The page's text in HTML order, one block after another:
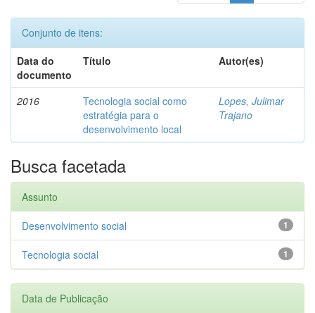
Conjunto de itens:
Data do
documento
Título Autor(es)
2016
Tecnologia social como
estratégia para o
desenvolvimento local
Lopes, Julimar
Trajano
Busca facetada
Assunto
1
Desenvolvimento social
1
Tecnologia social
Data de Publicação